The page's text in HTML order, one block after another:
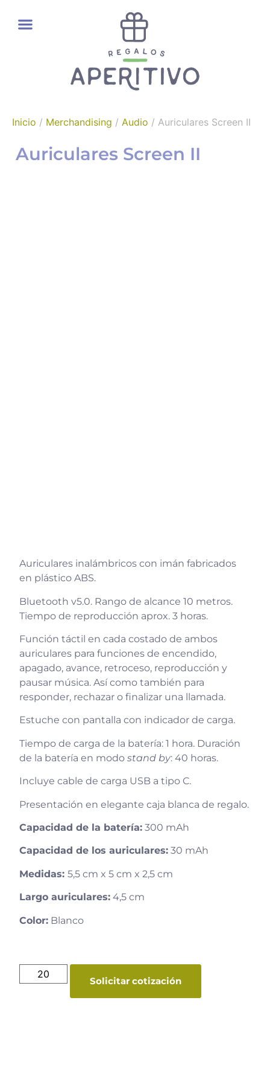
Inicio / Merchandising / Audio / Auriculares Screen II
Auriculares Screen II
Auriculares inalámbricos con imán fabricados
en plástico ABS.
Bluetooth v5.0. Rango de alcance 10 metros.
Tiempo de reproducción aprox. 3 horas.
Función táctil en cada costado de ambos
auriculares para funciones de encendido,
apagado, avance, retroceso, reproducción y
pausar música. Así como también para
responder, rechazar o finalizar una llamada.
Estuche con pantalla con indicador de carga.
Tiempo de carga de la batería: 1 hora. Duración
de la batería en modo stand by: 40 horas.
Incluye cable de carga USB a tipo C.
Presentación en elegante caja blanca de regalo.
Capacidad de la batería: 300 mAh
Capacidad de los auriculares: 30 mAh
Medidas: 5,5 cm x 5 cm x 2,5 cm
Largo auriculares: 4,5 cm
Color: Blanco
Solicitar cotización